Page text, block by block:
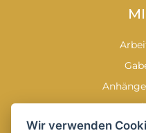
Garten
Wir verwenden